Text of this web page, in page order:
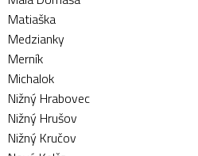
Matiaška
Medzianky
Merník
Michalok
Nižný Hrabovec
Nižný Hrušov
Nižný Kručov